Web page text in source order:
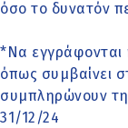
όσο το δυνατόν
*Να εγγράφονται
όπως συμβαίνει
συμπληρώνουν
31/12/24